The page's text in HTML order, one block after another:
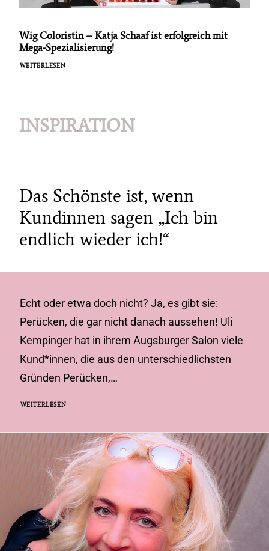
Wig Coloristin – Katja Schaaf ist erfolgreich mit
Mega-Spezialisierung!
WEITERLESEN
INSPIRATION
Das Schönste ist, wenn
Kundinnen sagen „Ich bin
endlich wieder ich!“
Echt oder etwa doch nicht? Ja, es gibt sie:
Perücken, die gar nicht danach aussehen! Uli
Kempinger hat in ihrem Augsburger Salon viele
Kund*innen, die aus den unterschiedlichsten
Gründen Perücken,…
WEITERLESEN